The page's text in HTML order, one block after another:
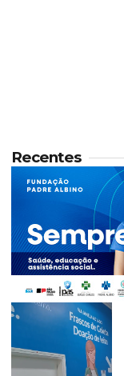
Recentes